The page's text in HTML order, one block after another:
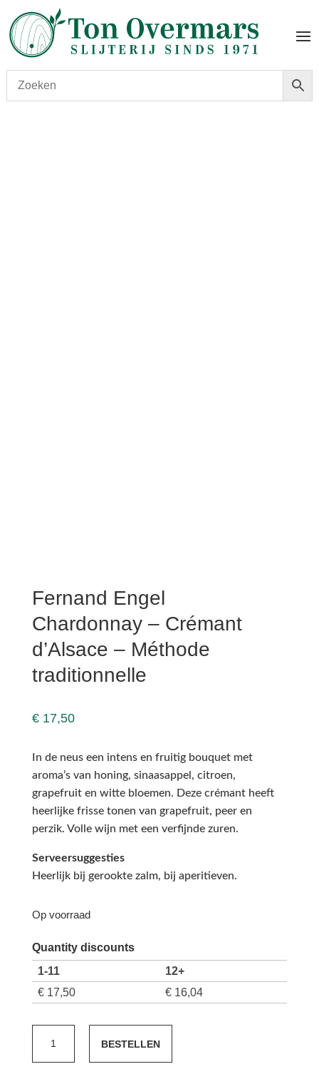
Fernand Engel
Chardonnay – Crémant
d’Alsace – Méthode
traditionnelle
€17,50
In de neus een intens en fruitig bouquet met
aroma’s van honing, sinaasappel, citroen,
grapefruit en witte bloemen. Deze crémant heeft
heerlijke frisse tonen van grapefruit, peer en
perzik. Volle wijn met een verfijnde zuren.
Serveersuggesties
Heerlijk bij gerookte zalm, bij aperitieven.
Op voorraad
Quantity discounts
1-11
12+
€17,50 €16,04
Engel
BESTELLEN